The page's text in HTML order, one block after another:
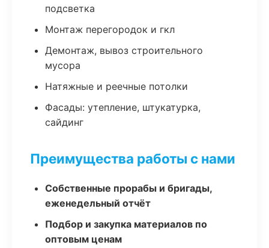
подсветка
Монтаж перегородок и гкл
Демонтаж, вывоз строительного
мусора
Натяжные и реечные потолки
Фасады: утепление, штукатурка,
сайдинг
Преимущества работы с нами
Собственные прорабы и бригады,
еженедельный отчёт
Подбор и закупка материалов по
оптовым ценам